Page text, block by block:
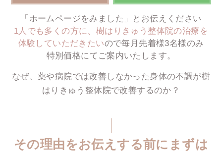
「ホームページをみました」とお伝えください
1人でも多くの方に、樹はりきゅう整体院の治療を
体験していただきたいので毎月先着様3名様のみ
特別価格にてご案内いたします。
なぜ、薬や病院では改善しなかった身体の不調が樹
はりきゅう整体院で改善するのか？
その理由をお伝えする前にまずは